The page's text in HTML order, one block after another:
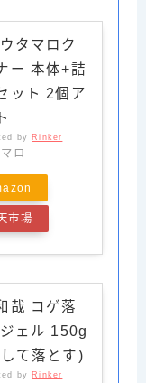
タマロク
ー 本体+詰
ット 2個ア
by Rinker
ロ
市場
哉 コゲ落
ェル 150g
て落とす)
by Rinker